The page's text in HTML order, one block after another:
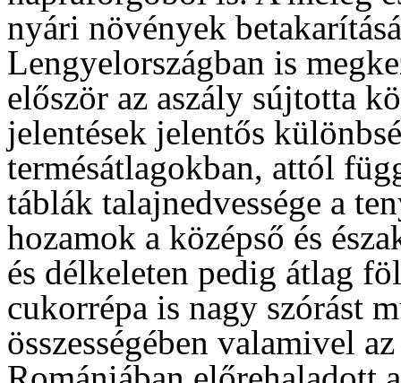
nyári növények
Lengyelországban is
először az aszály sújtotta
jelentések jelentős
termésátlagokban, attól
táblák talajnedvessége a
hozamok a középső és
és délkeleten pedig átlag
cukorrépa is nagy szórást
összességében valamivel